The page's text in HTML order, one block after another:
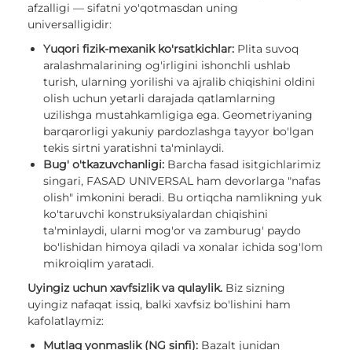
afzalligi — sifatni yo'qotmasdan uning
universalligidir:
Yuqori fizik-mexanik ko'rsatkichlar: Plita suvoq
aralashmalarining og'irligini ishonchli ushlab
turish, ularning yorilishi va ajralib chiqishini oldini
olish uchun yetarli darajada qatlamlarning
uzilishga mustahkamligiga ega. Geometriyaning
barqarorligi yakuniy pardozlashga tayyor bo'lgan
tekis sirtni yaratishni ta'minlaydi.
Bug' o'tkazuvchanligi: Barcha fasad isitgichlarimiz
singari, FASAD UNIVERSAL ham devorlarga "nafas
olish" imkonini beradi. Bu ortiqcha namlikning yuk
ko'taruvchi konstruksiyalardan chiqishini
ta'minlaydi, ularni mog'or va zamburug' paydo
bo'lishidan himoya qiladi va xonalar ichida sog'lom
mikroiqlim yaratadi.
Uyingiz uchun xavfsizlik va qulaylik. Biz sizning
uyingiz nafaqat issiq, balki xavfsiz bo'lishini ham
kafolatlaymiz:
Mutlaq yonmaslik (NG sinfi): Bazalt junidan